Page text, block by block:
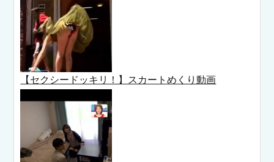
【セクシードッキリ！】スカートめくり動画